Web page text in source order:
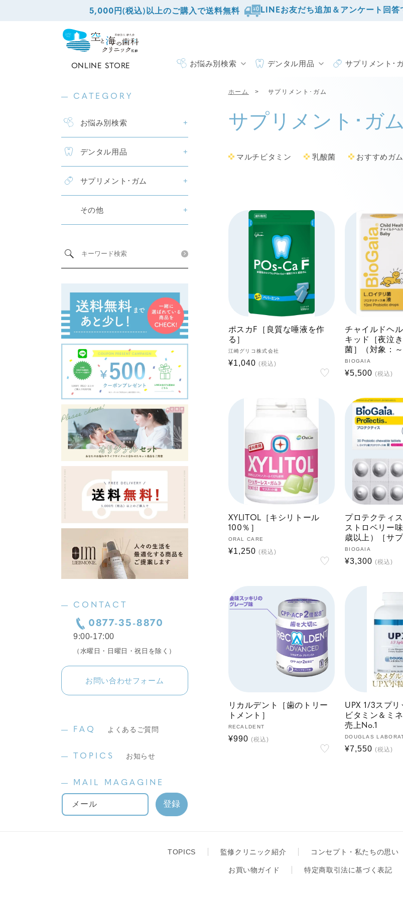
5,000円(税込)以上のご購入で送料無料 LINEお友だち追加＆アンケート回
ONLINE STORE お悩み別検索 デンタル用品 サプリメント･
ホーム サプリメント･ガム
サ
プ
ン
ガ
ム
:
サプリメント･ガム
マルチビタミン 乳酸菌 おすすめガム
ポスカF［良質な唾液を作
る］
販
売
江崎グリコ株式会社
通
¥1,040
チャイルドヘ
キッド［夜泣
菌］（対象：～
販
売
BIOGAIA
通
¥5,500
XYLITOL［キシリトール
100％］
販
売
ORAL CARE
通
¥1,250
プロテクティ
ストロベリー
歳以上）［サプ
販
売
BIOGAIA
通
¥3,300
リカルデント［歯のトリー
トメント］
販
売
RECALDENT
通
¥990
UPX 1/3スプリ
ビタミン＆ミ
売上No.1
販
売
DOUGLAS
通
¥7,550
CATEGORY
お悩み別検索
デンタル用品
サプリメント･ガム
その他
CONTACT
0877-35-8870
9:00-17:00
（水曜日・日曜日・祝日を除く）
お問い合わせフォーム
FAQ よくあるご質問
TOPICS お知らせ
MAIL MAGAGINE
メール
TOPICS 監修クリニック紹介 コンセプト・私たちの思い
お買い物ガイド 特定商取引法に基づく表記